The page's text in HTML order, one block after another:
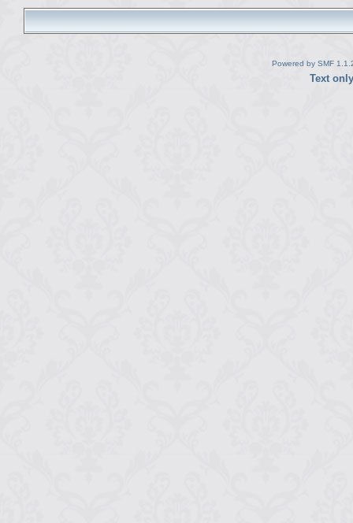
Powered by SMF
Text